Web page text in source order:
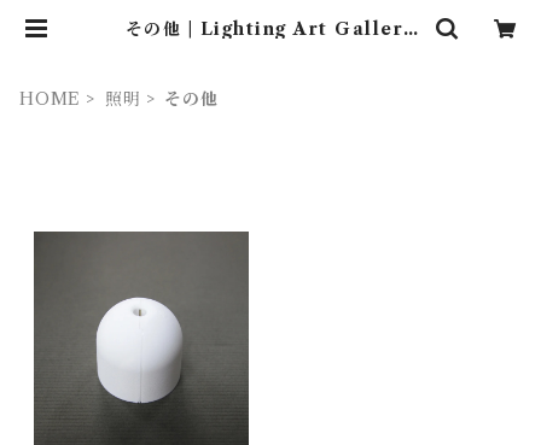
その他 | Lighting Art Gallery
HOME 照明 その他